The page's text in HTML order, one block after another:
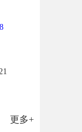
更多+